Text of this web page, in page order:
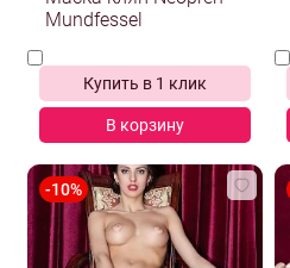
Купить в 1 клик
В корзину